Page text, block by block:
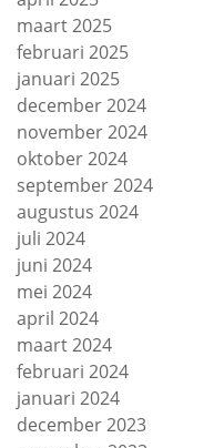
maart 2025
februari 2025
januari 2025
december 2024
november 2024
oktober 2024
september 2024
augustus 2024
juli 2024
juni 2024
mei 2024
april 2024
maart 2024
februari 2024
januari 2024
december 2023